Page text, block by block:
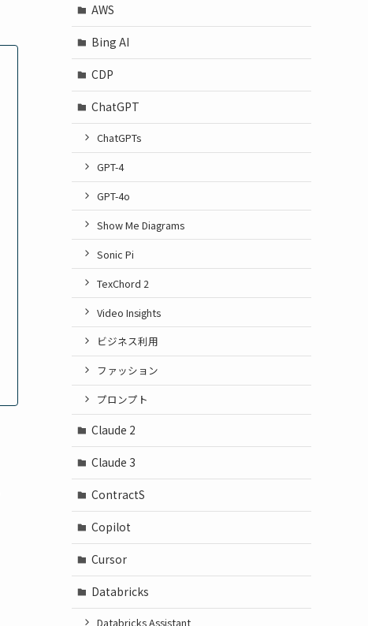
AWS
Bing AI
CDP
ChatGPT
ChatGPTs
GPT-4
GPT-4o
Show Me Diagrams
Sonic Pi
TexChord 2
Video Insights
ビジネス利用
ファッション
プロンプト
Claude 2
Claude 3
ContractS
Copilot
Cursor
Databricks
Databricks Assistant